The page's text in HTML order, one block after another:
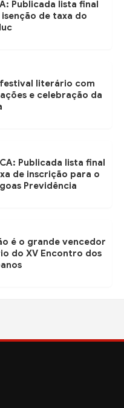
Publicada lista final
de taxa do
literário com
e celebração da
Publicada lista final
de inscrição para o
Previdência
é o grande vencedor
do XV Encontro dos